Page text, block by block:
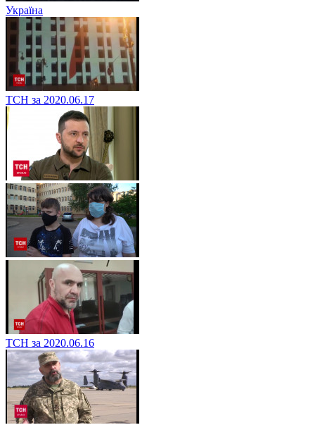
Україна
ТСН за 2020.06.17
ТСН за 2020.06.16